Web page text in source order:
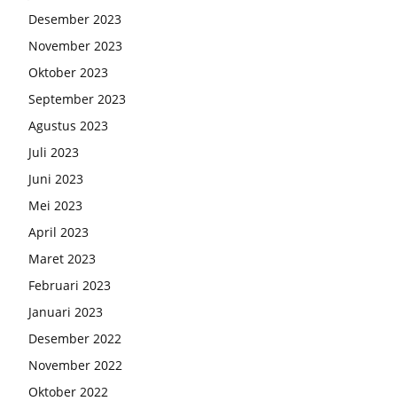
Desember 2023
November 2023
Oktober 2023
September 2023
Agustus 2023
Juli 2023
Juni 2023
Mei 2023
April 2023
Maret 2023
Februari 2023
Januari 2023
Desember 2022
November 2022
Oktober 2022